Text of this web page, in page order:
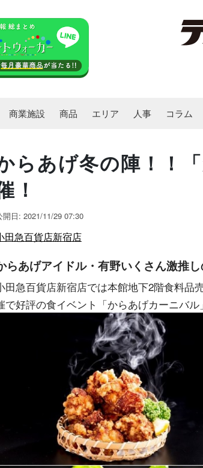
商業施設 商品 エリア 人事 コラム
らあげ冬の陣！！
！
開日: 2021/11/29 07:30
田急百貨店新宿店
らあげアイドル・有野いくさん激推
田急百貨店新宿店では本館地下2階食料品
で好評の食イベント「からあげカーニバル